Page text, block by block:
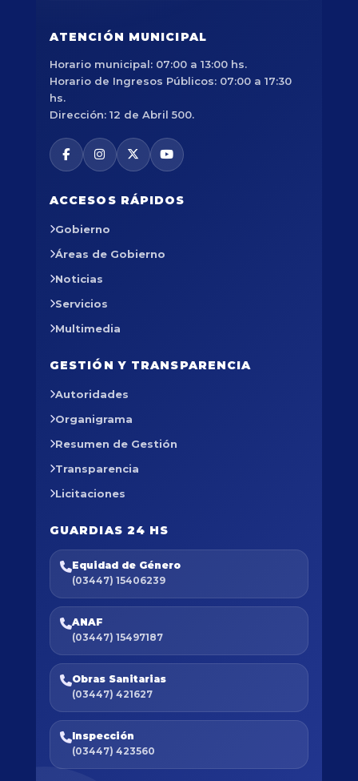
ATENCIÓN MUNICIPAL
Horario municipal: 07:00 a 13:00 hs.
Horario de Ingresos Públicos: 07:00 a 17:30
hs.
Dirección: 12 de Abril 500.
ACCESOS RÁPIDOS
Gobierno
Áreas de Gobierno
Noticias
Servicios
Multimedia
GESTIÓN Y TRANSPARENCIA
Autoridades
Organigrama
Resumen de Gestión
Transparencia
Licitaciones
GUARDIAS 24 HS
Equidad de Género
(03447) 15406239
ANAF
(03447) 15497187
Obras Sanitarias
(03447) 421627
Inspección
(03447) 423560